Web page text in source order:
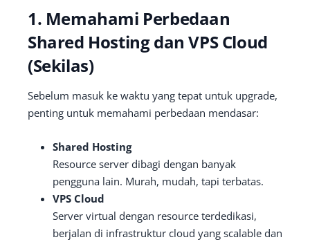
1. Memahami Perbedaan
Shared Hosting dan VPS Cloud
(Sekilas)
Sebelum masuk ke waktu yang tepat untuk upgrade,
penting untuk memahami perbedaan mendasar:
Shared Hosting
Resource server dibagi dengan banyak
pengguna lain. Murah, mudah, tapi terbatas.
VPS Cloud
Server virtual dengan resource terdedikasi,
berjalan di infrastruktur cloud yang scalable dan